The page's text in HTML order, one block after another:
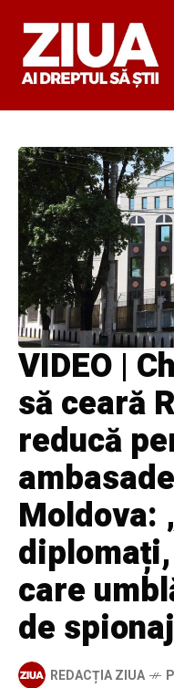
VIDEO |
să ceară
reducă
Moldova:
care
de
REDACȚIA ZIUA